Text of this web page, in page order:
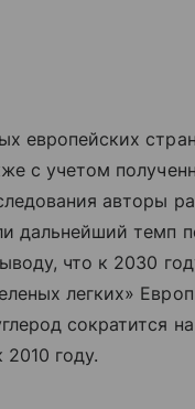
европейских
с учетом
авторы
дальнейший темп
что к 2030
легких»
сократится
году.